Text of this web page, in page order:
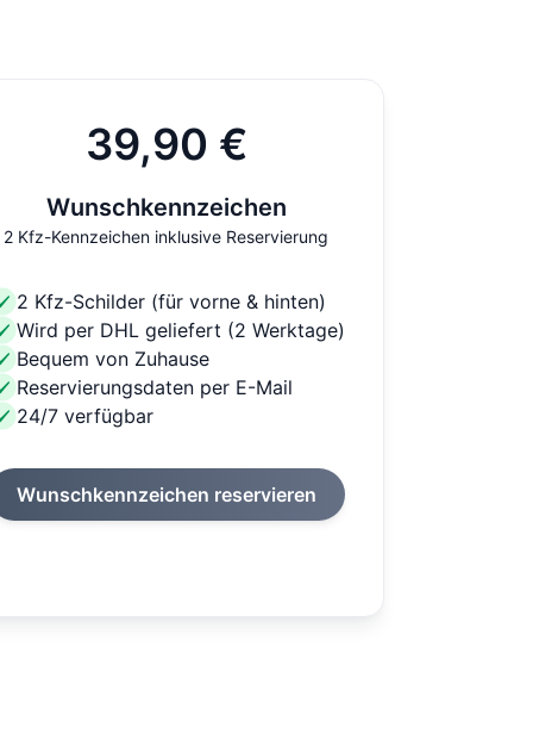
39,90 €
Wunschkennzeichen
2 Kfz-Kennzeichen inklusive Reservierung
2 Kfz-Schilder (für vorne & hinten)
Wird per DHL geliefert (2 Werktage)
Bequem von Zuhause
Reservierungsdaten per E-Mail
24/7 verfügbar
Wunschkennzeichen reservieren